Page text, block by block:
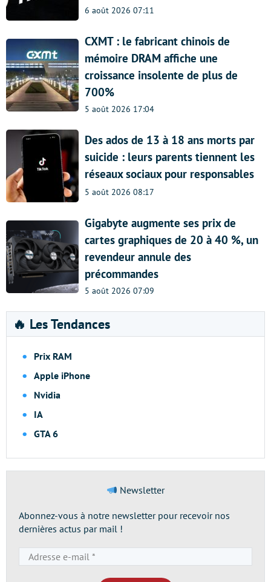
6 août 2026 07:11
CXMT : le fabricant chinois de
mémoire DRAM affiche une
croissance insolente de plus de
700%
5 août 2026 17:04
Des ados de 13 à 18 ans morts par
suicide : leurs parents tiennent les
réseaux sociaux pour responsables
5 août 2026 08:17
Gigabyte augmente ses prix de
cartes graphiques de 20 à 40 %, un
revendeur annule des
précommandes
5 août 2026 07:09
🔥 Les Tendances
Prix RAM
Apple iPhone
Nvidia
IA
GTA 6
Newsletter
Abonnez-vous à notre newsletter pour recevoir nos
dernières actus par mail !
e-